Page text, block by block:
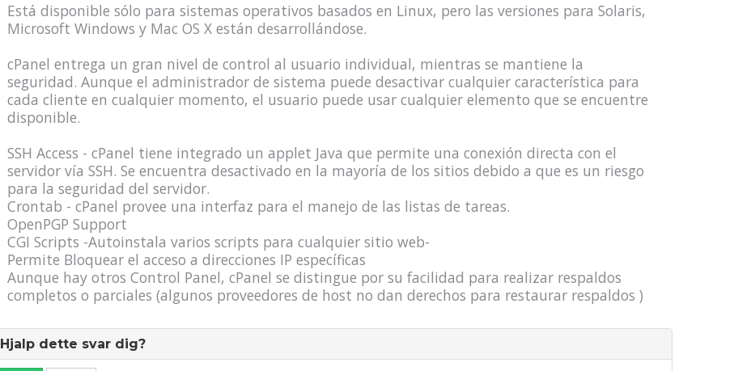
Está disponible sólo para sistemas operativos basados en Linux, pero las versiones para Solaris,
Microsoft Windows y Mac OS X están desarrollándose.
cPanel entrega un gran nivel de control al usuario individual, mientras se mantiene la
seguridad. Aunque el administrador de sistema puede desactivar cualquier característica para
cada cliente en cualquier momento, el usuario puede usar cualquier elemento que se encuentre
disponible.
SSH Access - cPanel tiene integrado un applet Java que permite una conexión directa con el
servidor vía SSH. Se encuentra desactivado en la mayoría de los sitios debido a que es un riesgo
para la seguridad del servidor.
Crontab - cPanel provee una interfaz para el manejo de las listas de tareas.
OpenPGP Support
CGI Scripts -Autoinstala varios scripts para cualquier sitio web-
Permite Bloquear el acceso a direcciones IP específicas
Aunque hay otros Control Panel, cPanel se distingue por su facilidad para realizar respaldos
completos o parciales (algunos proveedores de host no dan derechos para restaurar respaldos )
Hjalp dette svar dig?